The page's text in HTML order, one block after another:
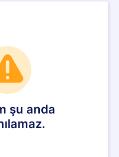
şu anda